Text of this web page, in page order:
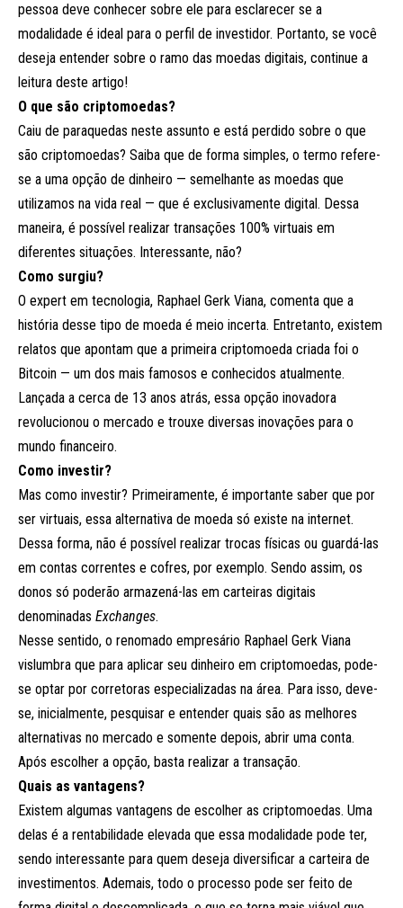
pessoa deve conhecer sobre ele para esclarecer se a
modalidade é ideal para o perfil de investidor. Portanto, se você
deseja entender sobre o ramo das moedas digitais, continue a
leitura deste artigo!
O que são criptomoedas?
Caiu de paraquedas neste assunto e está perdido sobre o que
são criptomoedas? Saiba que de forma simples, o termo refere-
se a uma opção de dinheiro — semelhante as moedas que
utilizamos na vida real — que é exclusivamente digital. Dessa
maneira, é possível realizar transações 100% virtuais em
diferentes situações. Interessante, não?
Como surgiu?
O expert em tecnologia, Raphael Gerk Viana, comenta que a
história desse tipo de moeda é meio incerta. Entretanto, existem
relatos que apontam que a primeira criptomoeda criada foi o
Bitcoin — um dos mais famosos e conhecidos atualmente.
Lançada a cerca de 13 anos atrás, essa opção inovadora
revolucionou o mercado e trouxe diversas inovações para o
mundo financeiro.
Como investir?
Mas como investir? Primeiramente, é importante saber que por
ser virtuais, essa alternativa de moeda só existe na internet.
Dessa forma, não é possível realizar trocas físicas ou guardá-las
em contas correntes e cofres, por exemplo. Sendo assim, os
donos só poderão armazená-las em carteiras digitais
denominadas Exchanges.
Nesse sentido, o renomado empresário Raphael Gerk Viana
vislumbra que para aplicar seu dinheiro em criptomoedas, pode-
se optar por corretoras especializadas na área. Para isso, deve-
se, inicialmente, pesquisar e entender quais são as melhores
alternativas no mercado e somente depois, abrir uma conta.
Após escolher a opção, basta realizar a transação.
Quais as vantagens?
Existem algumas vantagens de escolher as criptomoedas. Uma
delas é a rentabilidade elevada que essa modalidade pode ter,
sendo interessante para quem deseja diversificar a carteira de
investimentos. Ademais, todo o processo pode ser feito de